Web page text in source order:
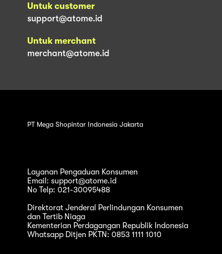
Untuk customer
support@atome.id
Untuk merchant
merchant@atome.id
PT Mega Shopintar Indonesia Jakarta
Layanan Pengaduan Konsumen
Email: support@atome.id
No Telp: 021-30095488
Direktorat Jenderal Perlindungan Konsumen
dan Tertib Niaga
Kementerian Perdagangan Republik Indonesia
Whatsapp Ditjen PKTN: 0853 1111 1010